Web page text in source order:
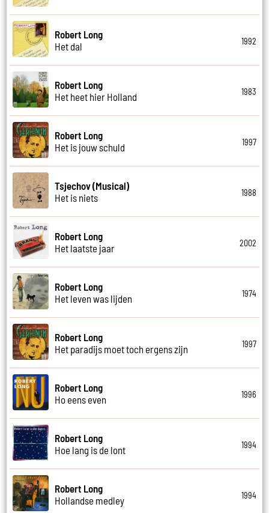
Robert Long
Het dal
1992
Robert Long
Het heet hier Holland
1983
Robert Long
Het is jouw schuld
1997
Tsjechov (Musical)
Het is niets
1988
Robert Long
Het laatste jaar
2002
Robert Long
Het leven was lijden
1974
Robert Long
Het paradijs moet toch ergens zijn
1997
Robert Long
Ho eens even
1996
Robert Long
Hoe lang is de lont
1994
Robert Long
Hollandse medley
1994